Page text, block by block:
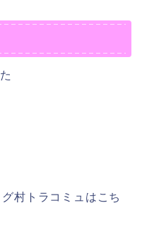
村トラコミュはこち